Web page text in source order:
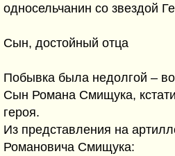
односельчанин со звездой
Сын, достойный отца
Побывка была недолгой –
Сын Романа Смищука,
героя.
Из представления на
Романовича Смищука: